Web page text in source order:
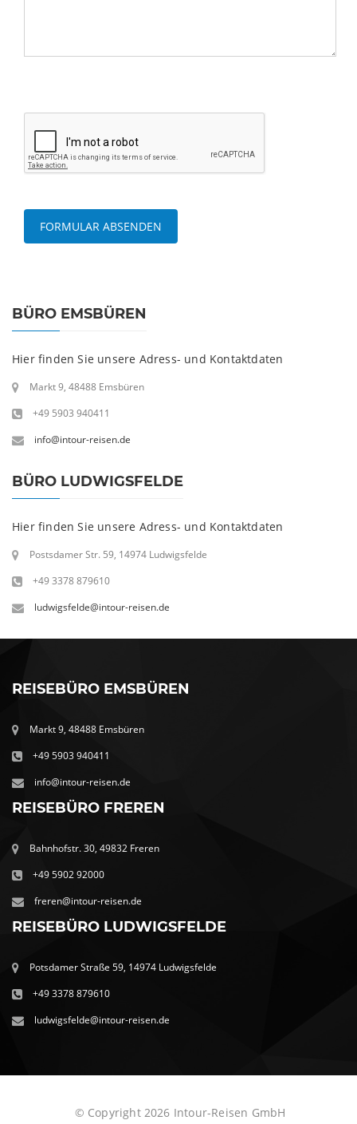
BÜRO EMSBÜREN
Hier finden Sie unsere Adress- und Kontaktdaten
Markt 9, 48488 Emsbüren
+49 5903 940411
info@intour-reisen.de
BÜRO LUDWIGSFELDE
Hier finden Sie unsere Adress- und Kontaktdaten
Postsdamer Str. 59, 14974 Ludwigsfelde
+49 3378 879610
ludwigsfelde@intour-reisen.de
REISEBÜRO EMSBÜREN
Markt 9, 48488 Emsbüren
+49 5903 940411
info@intour-reisen.de
REISEBÜRO FREREN
Bahnhofstr. 30, 49832 Freren
+49 5902 92000
freren@intour-reisen.de
REISEBÜRO LUDWIGSFELDE
Potsdamer Straße 59, 14974 Ludwigsfelde
+49 3378 879610
ludwigsfelde@intour-reisen.de
© Copyright 2026 Intour-Reisen GmbH